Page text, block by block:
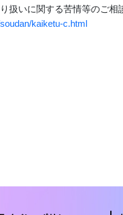
扱いに関する苦情等のご相
kaiketu-c.html